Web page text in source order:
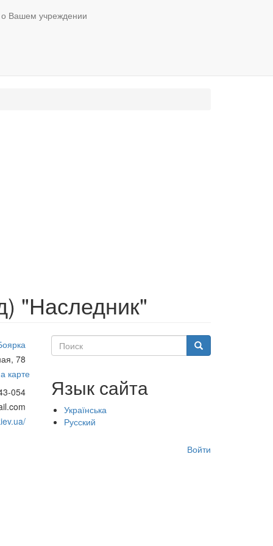
Вашем учреждении
"Наследник"
78
карте
054
Поиск Поиск
Язык сайта
Українська
Русский
Войти